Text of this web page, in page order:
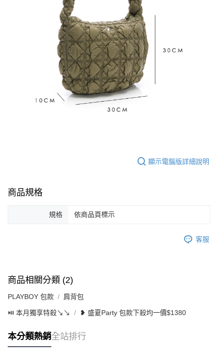
顯示電腦版詳細說明
商品規格
規格 依商品頁標示
客服
商品相關分類 (2)
PLAYBOY 包款 肩背包
⏯︎ 本月獨享特殺↘︎↘︎ ❥ 盛夏Party 包款下殺均一價$1380
本分類熱銷全站排行